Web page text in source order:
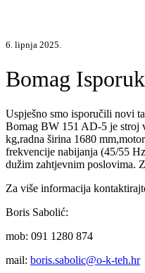
6. lipnja 2025.
Bomag
Uspješno smo isporučili novi
Bomag BW 151 AD-5 je stroj
kg,radna širina 1680
frekvencije nabijanja (45/55
dužim zahtjevnim poslovima.
Za više informacija
Boris Sabolić:
mob: 091 1280 874
mail: boris.sabolic@o-k-teh.hr